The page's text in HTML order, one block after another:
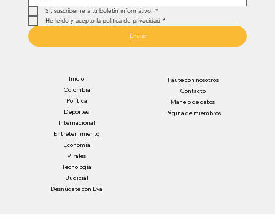
Sí, suscríbeme a tu boletín informativo. *
He leído y acepto la política de privacidad *
Enviar
Inicio
Colombia
Política
Deportes
Internacional
Entretenimiento
Economía
Virales
Tecnología
Judicial
Desnúdate con Eva
Paute con nosotros
Contacto
Manejo de datos
Página de miembros